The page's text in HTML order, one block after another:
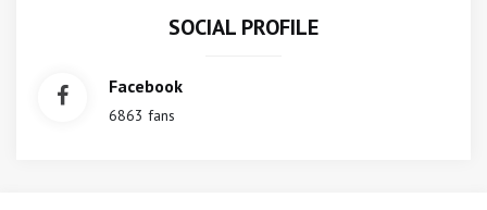
SOCIAL PROFILE
Facebook
6863 fans